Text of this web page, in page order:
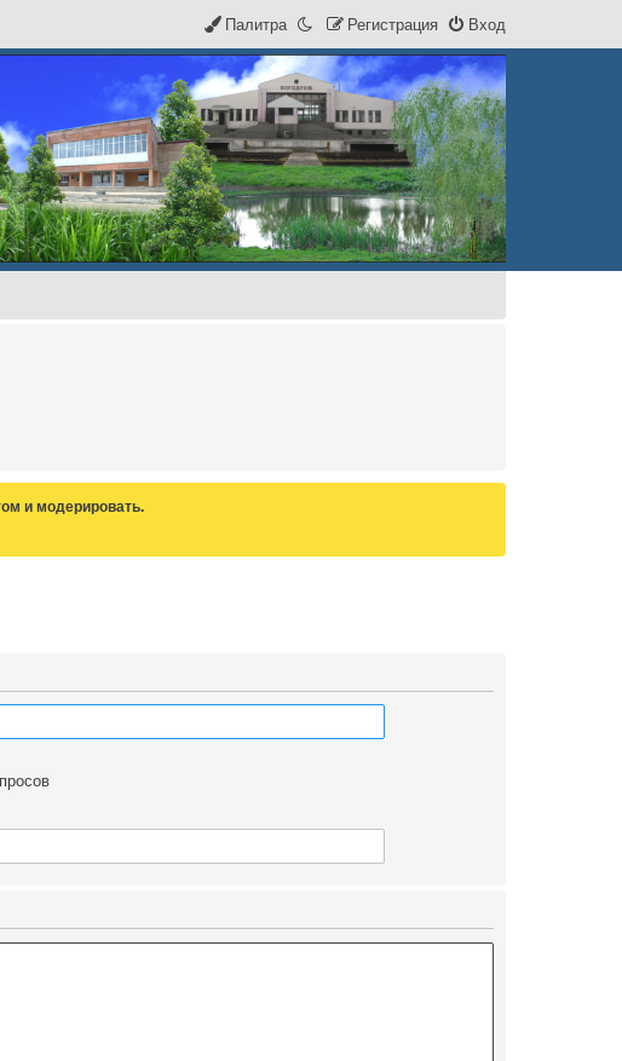
Вход
Регистрация
Палитра
и модерировать.